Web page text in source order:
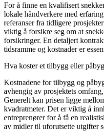
For å finne en kvalifisert
lokale håndverkere med
referanser fra tidligere
viktig å forsikre seg om at
forsikringer. En detaljert
tidsramme og kostnader er
Hva koster et tilbygg eller
Kostnadene for tilbygg og
avhengig av prosjektets
Generelt kan prisen ligge
kvadratmeter. Det er viktig å
entreprenører for å få en
av midler til uforutsette utgifter